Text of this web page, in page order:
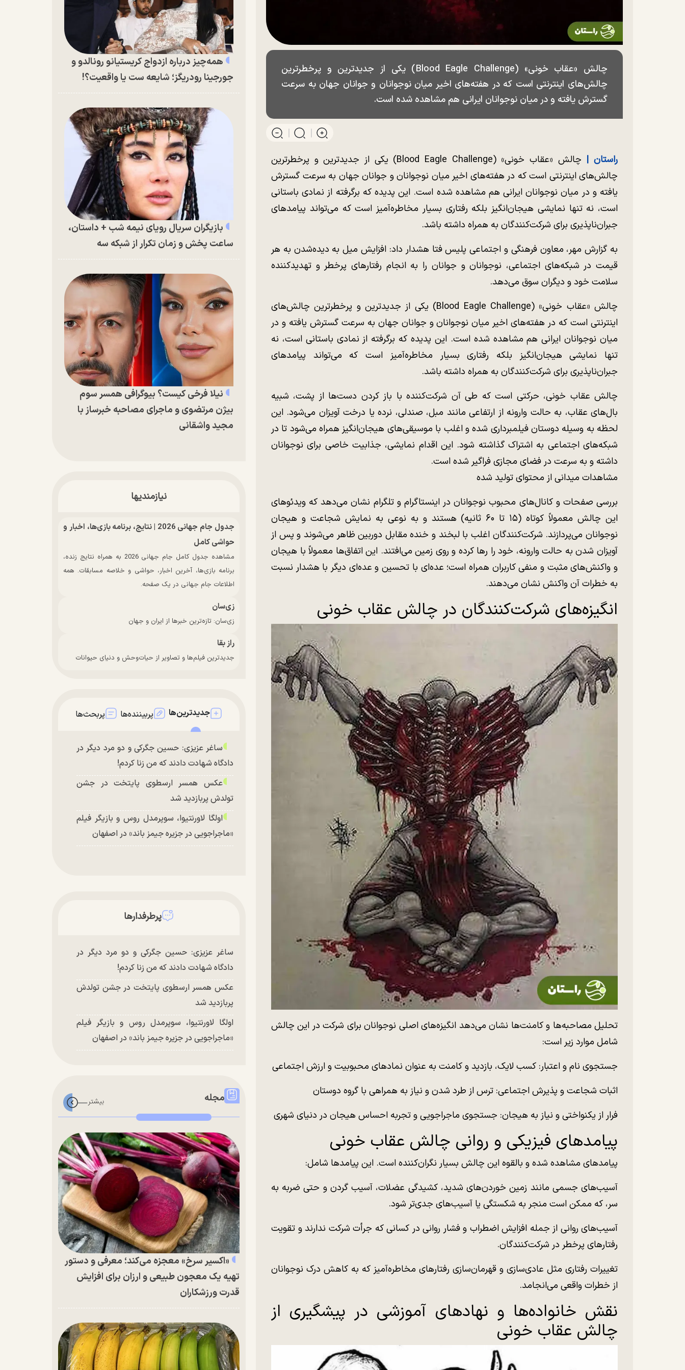
چالش «عقاب خونی» (Blood Eagle Challenge) یکی از جدیدترین و پرخطرترین
چالش‌های اینترنتی است که در هفته‌های اخیر میان نوجوانان و جوانان جهان به سرعت
گسترش یافته و در میان نوجوانان ایرانی هم مشاهده شده است.
راستان |
چالش «عقاب خونی» (Blood Eagle Challenge) یکی از جدیدترین و پرخطرترین
چالش‌های اینترنتی است که در هفته‌های اخیر میان نوجوانان و جوانان جهان به سرعت گسترش
یافته و در میان نوجوانان ایرانی هم مشاهده شده است. این پدیده که برگرفته از نمادی باستانی
است، نه تنها نمایشی هیجان‌انگیز بلکه رفتاری بسیار مخاطره‌آمیز است که می‌تواند پیامد‌های
جبران‌ناپذیری برای شرکت‌کنندگان به همراه داشته باشد.
به گزارش مهر، معاون فرهنگی و اجتماعی پلیس فتا هشدار داد: افزایش میل به دیده‌شدن به هر
قیمت در شبکه‌های اجتماعی، نوجوانان و جوانان را به انجام رفتار‌های پرخطر و تهدیدکننده
سلامت خود و دیگران سوق می‌دهد.
چالش «عقاب خونی» (Blood Eagle Challenge) یکی از جدیدترین و پرخطرترین چالش‌های
اینترنتی است که در هفته‌های اخیر میان نوجوانان و جوانان جهان به سرعت گسترش یافته و در
میان نوجوانان ایرانی هم مشاهده شده است. این پدیده که برگرفته از نمادی باستانی است، نه
تنها نمایشی هیجان‌انگیز بلکه رفتاری بسیار مخاطره‌آمیز است که می‌تواند پیامد‌های
جبران‌ناپذیری برای شرکت‌کنندگان به همراه داشته باشد.
چالش عقاب خونی، حرکتی است که طی آن شرکت‌کننده با باز کردن دست‌ها از پشت، شبیه
بال‌های عقاب، به حالت وارونه از ارتفاعی مانند مبل، صندلی، نرده یا درخت آویزان می‌شود. این
لحظه به وسیله دوستان فیلمبرداری شده و اغلب با موسیقی‌های هیجان‌انگیز همراه می‌شود تا در
شبکه‌های اجتماعی به اشتراک گذاشته شود. این اقدام نمایشی، جذابیت خاصی برای نوجوانان
داشته و به سرعت در فضای مجازی فراگیر شده است.
مشاهدات میدانی از محتوای تولید شده
بررسی صفحات و کانال‌های محبوب نوجوانان در اینستاگرام و تلگرام نشان می‌دهد که ویدئو‌های
این چالش معمولاً کوتاه (۱۵ تا ۶۰ ثانیه) هستند و به نوعی به نمایش شجاعت و هیجان
نوجوانان می‌پردازند. شرکت‌کنندگان اغلب با لبخند و خنده مقابل دوربین ظاهر می‌شوند و پس از
آویزان شدن به حالت وارونه، خود را رها کرده و روی زمین می‌افتند. این اتفاق‌ها معمولاً با هیجان
و واکنش‌های مثبت و منفی کاربران همراه است؛ عده‌ای با تحسین و عده‌ای دیگر با هشدار نسبت
به خطرات آن واکنش نشان می‌دهند.
انگیزه‌های شرکت‌کنندگان در چالش عقاب خونی
تحلیل مصاحبه‌ها و کامنت‌ها نشان می‌دهد انگیزه‌های اصلی نوجوانان برای شرکت در این چالش
شامل موارد زیر است:
جستجوی نام و اعتبار: کسب لایک، بازدید و کامنت به عنوان نماد‌های محبوبیت و ارزش اجتماعی
اثبات شجاعت و پذیرش اجتماعی: ترس از طرد شدن و نیاز به همراهی با گروه دوستان
فرار از یکنواختی و نیاز به هیجان: جستجوی ماجراجویی و تجربه احساس هیجان در دنیای شهری
پیامد‌های فیزیکی و روانی چالش عقاب خونی
پیامد‌های مشاهده شده و بالقوه این چالش بسیار نگران‌کننده است. این پیامد‌ها شامل:
آسیب‌های جسمی مانند زمین خوردن‌های شدید، کشیدگی عضلات، آسیب گردن و حتی ضربه به
سر، که ممکن است منجر به شکستگی یا آسیب‌های جدی‌تر شود.
آسیب‌های روانی از جمله افزایش اضطراب و فشار روانی در کسانی که جرأت شرکت ندارند و تقویت
رفتار‌های پرخطر در شرکت‌کنندگان.
تغییرات رفتاری مثل عادی‌سازی و قهرمان‌سازی رفتار‌های مخاطره‌آمیز که به کاهش درک نوجوانان
از خطرات واقعی می‌انجامد.
نقش خانواده‌ها و نهاد‌های آموزشی در پیشگیری از
چالش عقاب خونی
همه‌چیز درباره ازدواج کریستیانو رونالدو و
جورجینا رودریگز؛ شایعه ست یا واقعیت؟!
بازیگران سریال رویای نیمه شب + داستان،
ساعت پخش و زمان تکرار از شبکه سه
نیلا فرخی کیست؟ بیوگرافی همسر سوم
بیژن مرتضوی و ماجرای مصاحبه خبرساز با
مجید واشقانی
نیازمندیها
جدول جام جهانی 2026 | نتایج، برنامه بازی‌ها، اخبار و
حواشی کامل
مشاهده جدول کامل جام جهانی 2026 به همراه نتایج زنده،
برنامه بازی‌ها، آخرین اخبار، حواشی و خلاصه مسابقات. همه
اطلاعات جام جهانی در یک صفحه.
زی‌سان
زی‌سان: تازه‌ترین خبرها از ایران و جهان
راز بقا
جدیدترین فیلم‌ها و تصاویر از حیات‌وحش و دنیای حیوانات
جدیدترین‌ها پربیننده‌ها پربحث‌ها
ساغر عزیزی: حسین جگرکی و دو مرد دیگر در
دادگاه شهادت دادند که من زنا کردم!
عکس همسر ارسطوی پایتخت در جشن
تولدش پربازدید شد
اولگا لاورنتیوا، سوپرمدل روس و بازیگر فیلم
«ماجراجویی در جزیره جیمز باند» در اصفهان
پرطرفدارها
ساغر عزیزی: حسین جگرکی و دو مرد دیگر در
دادگاه شهادت دادند که من زنا کردم!
عکس همسر ارسطوی پایتخت در جشن تولدش
پربازدید شد
اولگا لاورنتیوا، سوپرمدل روس و بازیگر فیلم
«ماجراجویی در جزیره جیمز باند» در اصفهان
مجله
«اکسیر سرخ» معجزه می‌کند؛ معرفی و دستور
تهیه یک معجون طبیعی و ارزان برای افزایش
قدرت ورزشکاران